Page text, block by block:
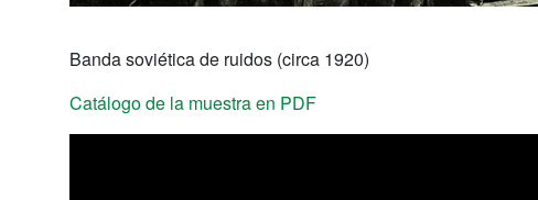
Banda soviética de ruidos (circa 1920)
Catálogo de la muestra en PDF